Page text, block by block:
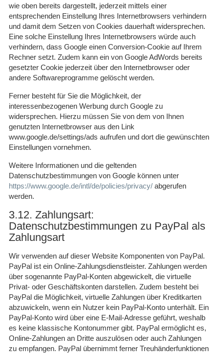
wie oben bereits dargestellt, jederzeit mittels einer
entsprechenden Einstellung Ihres Internetbrowsers verhindern
und damit dem Setzen von Cookies dauerhaft widersprechen.
Eine solche Einstellung Ihres Internetbrowsers würde auch
verhindern, dass Google einen Conversion-Cookie auf Ihrem
Rechner setzt. Zudem kann ein von Google AdWords bereits
gesetzter Cookie jederzeit über den Internetbrowser oder
andere Softwareprogramme gelöscht werden.
Ferner besteht für Sie die Möglichkeit, der
interessenbezogenen Werbung durch Google zu
widersprechen. Hierzu müssen Sie von dem von Ihnen
genutzten Internetbrowser aus den Link
www.google.de/settings/ads aufrufen und dort die gewünschten
Einstellungen vornehmen.
Weitere Informationen und die geltenden
Datenschutzbestimmungen von Google können unter
https://www.google.de/intl/de/policies/privacy/ abgerufen
werden.
3.12. Zahlungsart:
Datenschutzbestimmungen zu PayPal als
Zahlungsart
Wir verwenden auf dieser Website Komponenten von PayPal.
PayPal ist ein Online-Zahlungsdienstleister. Zahlungen werden
über sogenannte PayPal-Konten abgewickelt, die virtuelle
Privat- oder Geschäftskonten darstellen. Zudem besteht bei
PayPal die Möglichkeit, virtuelle Zahlungen über Kreditkarten
abzuwickeln, wenn ein Nutzer kein PayPal-Konto unterhält. Ein
PayPal-Konto wird über eine E-Mail-Adresse geführt, weshalb
es keine klassische Kontonummer gibt. PayPal ermöglicht es,
Online-Zahlungen an Dritte auszulösen oder auch Zahlungen
zu empfangen. PayPal übernimmt ferner Treuhänderfunktionen